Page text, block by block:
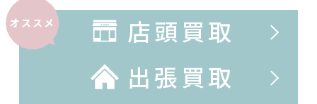
オススメ
店頭買取
出張買取